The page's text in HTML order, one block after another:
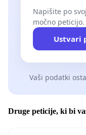
Napišite po
močno peticijo.
Ustvari
Vaši podatki
Druge peticije, ki bi